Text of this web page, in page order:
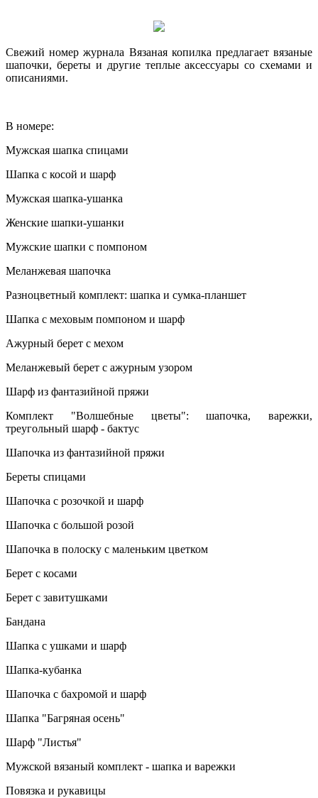
Свежий номер журнала Вязаная копилка предлагает вязаные
шапочки, береты и другие теплые аксессуары со схемами и
описаниями.
В номере:
Мужская шапка спицами
Шапка с косой и шарф
Мужская шапка-ушанка
Женские шапки-ушанки
Мужские шапки с помпоном
Меланжевая шапочка
Разноцветный комплект: шапка и сумка-планшет
Шапка с меховым помпоном и шарф
Ажурный берет с мехом
Меланжевый берет с ажурным узором
Шарф из фантазийной пряжи
Комплект "Волшебные цветы": шапочка, варежки,
треугольный шарф - бактус
Шапочка из фантазийной пряжи
Береты спицами
Шапочка с розочкой и шарф
Шапочка с большой розой
Шапочка в полоску с маленьким цветком
Берет с косами
Берет с завитушками
Бандана
Шапка с ушками и шарф
Шапка-кубанка
Шапочка с бахромой и шарф
Шапка "Багряная осень"
Шарф "Листья"
Мужской вязаный комплект - шапка и варежки
Повязка и рукавицы